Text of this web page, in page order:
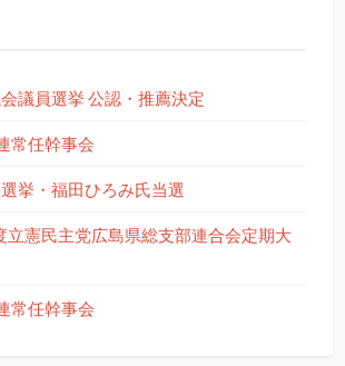
議員選挙 公認・推薦決定
常任幹事会
挙・福田ひろみ氏当選
憲民主党広島県総支部連合会定期大
常任幹事会